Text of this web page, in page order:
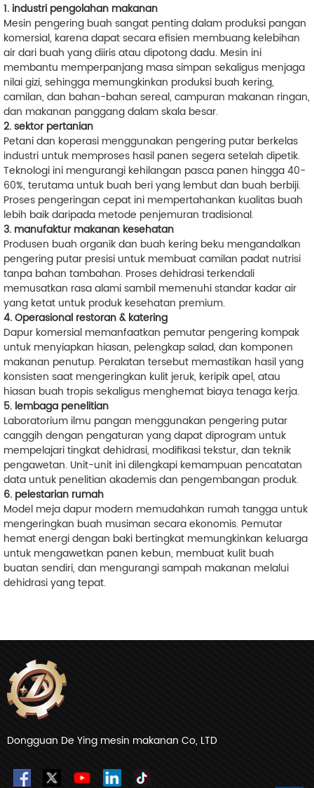
1. industri pengolahan makanan
Mesin pengering buah sangat penting dalam produksi pangan
komersial, karena dapat secara efisien membuang kelebihan
air dari buah yang diiris atau dipotong dadu. Mesin ini
membantu memperpanjang masa simpan sekaligus menjaga
nilai gizi, sehingga memungkinkan produksi buah kering,
camilan, dan bahan-bahan sereal, campuran makanan ringan,
dan makanan panggang dalam skala besar.
2. sektor pertanian
Petani dan koperasi menggunakan pengering putar berkelas
industri untuk memproses hasil panen segera setelah dipetik.
Teknologi ini mengurangi kehilangan pasca panen hingga 40-
60%, terutama untuk buah beri yang lembut dan buah berbiji.
Proses pengeringan cepat ini mempertahankan kualitas buah
lebih baik daripada metode penjemuran tradisional.
3. manufaktur makanan kesehatan
Produsen buah organik dan buah kering beku mengandalkan
pengering putar presisi untuk membuat camilan padat nutrisi
tanpa bahan tambahan. Proses dehidrasi terkendali
memusatkan rasa alami sambil memenuhi standar kadar air
yang ketat untuk produk kesehatan premium.
4. Operasional restoran & katering
Dapur komersial memanfaatkan pemutar pengering kompak
untuk menyiapkan hiasan, pelengkap salad, dan komponen
makanan penutup. Peralatan tersebut memastikan hasil yang
konsisten saat mengeringkan kulit jeruk, keripik apel, atau
hiasan buah tropis sekaligus menghemat biaya tenaga kerja.
5. lembaga penelitian
Laboratorium ilmu pangan menggunakan pengering putar
canggih dengan pengaturan yang dapat diprogram untuk
mempelajari tingkat dehidrasi, modifikasi tekstur, dan teknik
pengawetan. Unit-unit ini dilengkapi kemampuan pencatatan
data untuk penelitian akademis dan pengembangan produk.
6. pelestarian rumah
Model meja dapur modern memudahkan rumah tangga untuk
mengeringkan buah musiman secara ekonomis. Pemutar
hemat energi dengan baki bertingkat memungkinkan keluarga
untuk mengawetkan panen kebun, membuat kulit buah
buatan sendiri, dan mengurangi sampah makanan melalui
dehidrasi yang tepat.
Dongguan De Ying mesin makanan Co, LTD